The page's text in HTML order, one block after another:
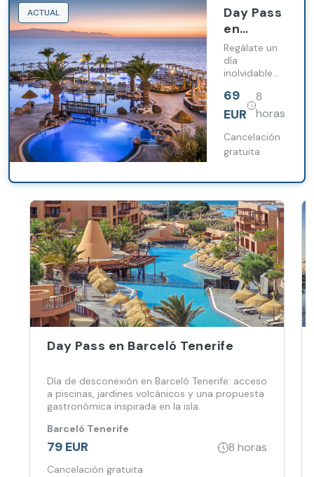
ACTUAL
Day Pass
en
Barceló
Santiago
Regálate un
día
inolvidable
total a las
instalaciones
piscina,
solárium,
bares y
sin necesidad
de
hospedarte.
69
EUR
8
horas
Cancelación
gratuita
Day Pass en Barceló Tenerife
Día de desconexión en Barceló Tenerife: acceso
a piscinas, jardines volcánicos y una propuesta
gastronómica inspirada en la isla.
Barceló Tenerife
79 EUR 8 horas
Cancelación gratuita